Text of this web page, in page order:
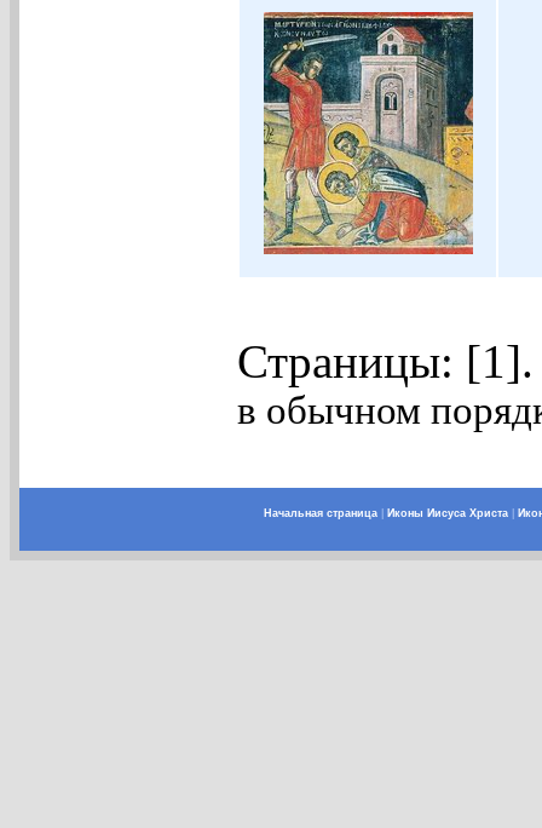
Страницы:
в обычном
Начальная страница| Иконы Иисуса Христа|